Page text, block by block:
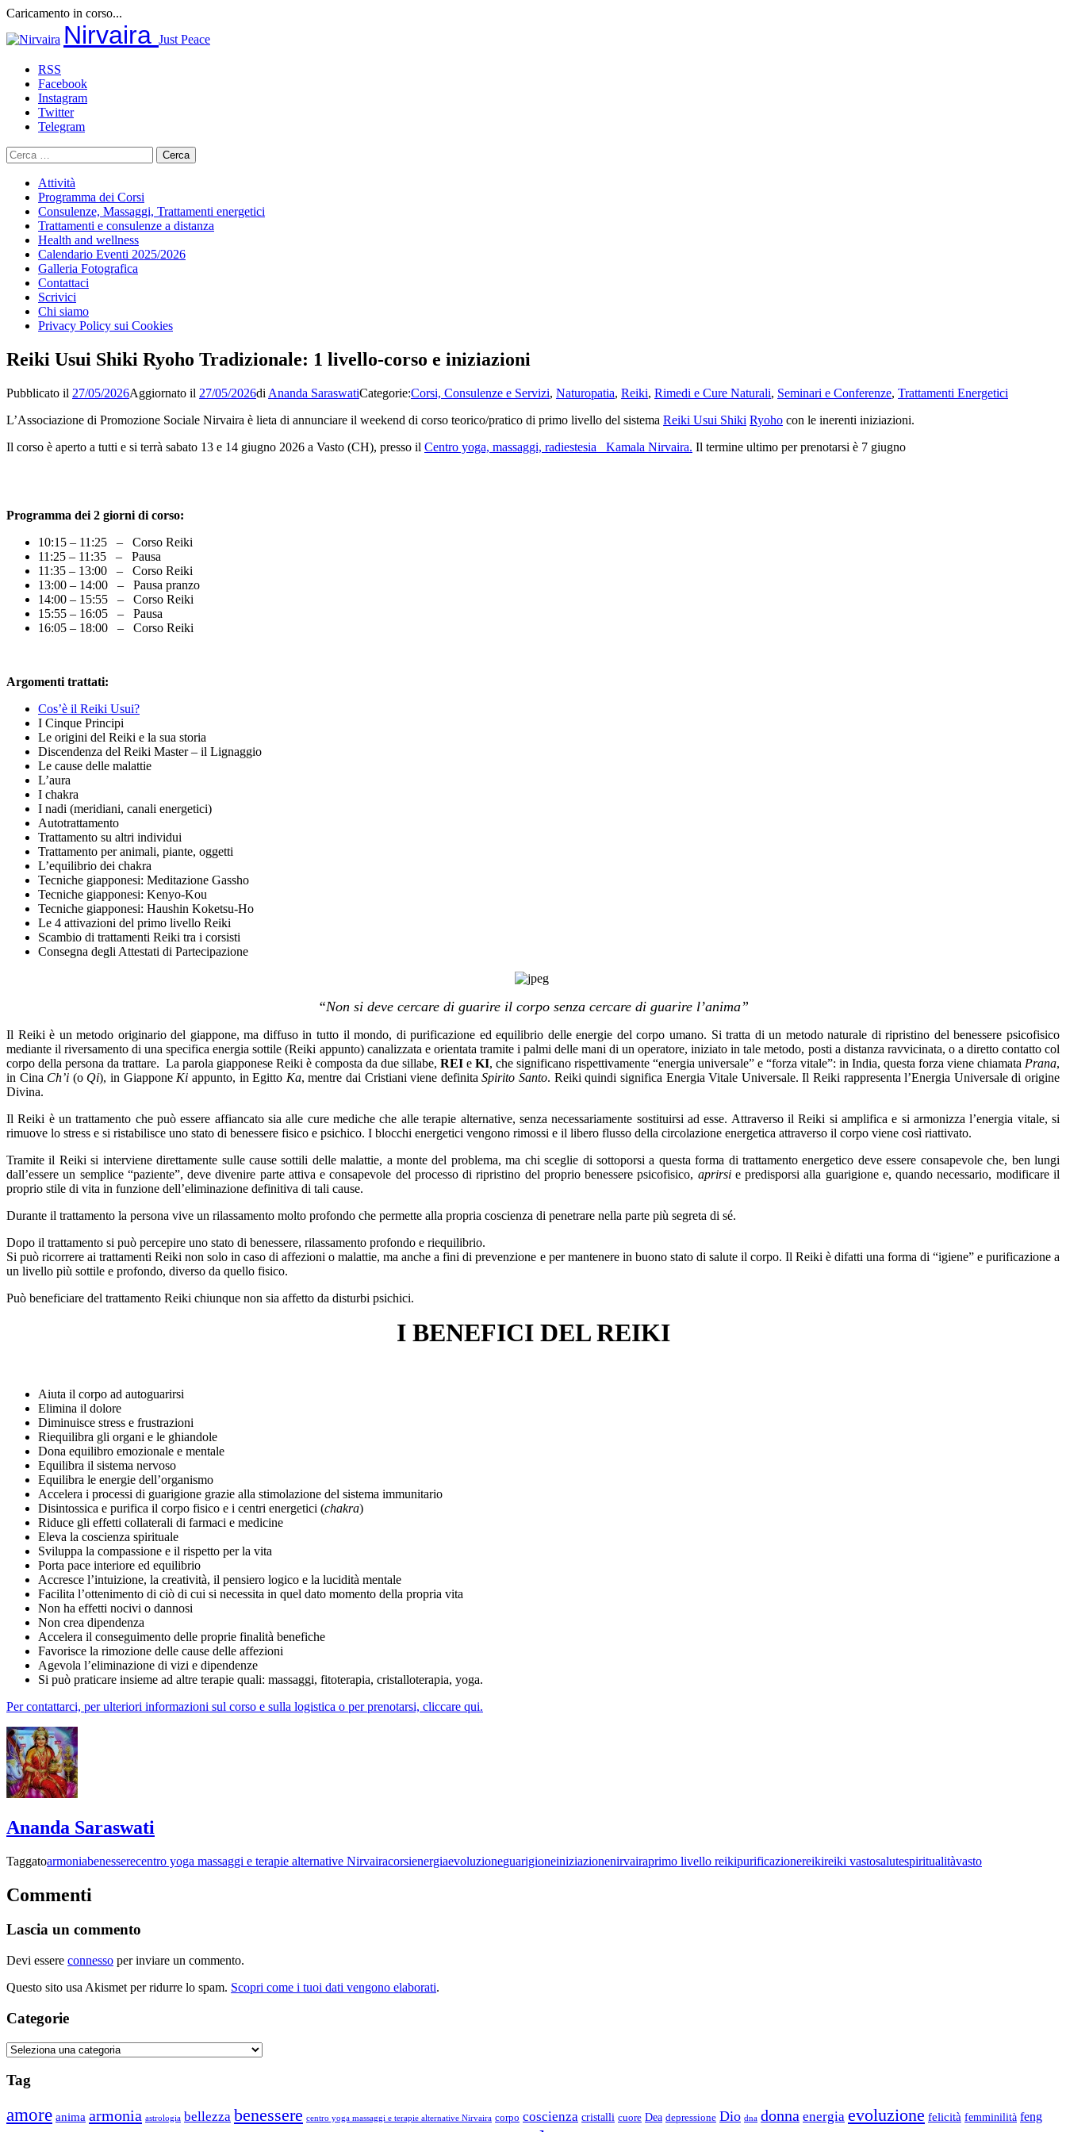
Caricamento in corso...
al
Nirvaira Just Peace
RSS
Facebook
Instagram
Twitter
Telegram
Ricerca
per:
Attività
Programma dei Corsi
Consulenze, Massaggi, Trattamenti energetici
Trattamenti e consulenze a distanza
Health and wellness
Calendario Eventi 2025/2026
Galleria Fotografica
Contattaci
Scrivici
Chi siamo
Privacy Policy sui Cookies
Reiki Usui Shiki Ryoho Tradizionale: 1 livello-corso e iniziazioni
Pubblicato il 27/05/2026Aggiornato il 27/05/2026di Ananda SaraswatiCategorie:Corsi, Consulenze e Servizi, Naturopatia, Reiki, Rimedi e Cure Naturali, Seminari e Conferenze, Trattamenti Energetici
L’Associazione di Promozione Sociale Nirvaira è lieta di annunciare il weekend di corso teorico/pratico di primo livello del sistema Reiki Usui Shiki Ryoho con le inerenti iniziazioni.
Il corso è aperto a tutti e si terrà sabato 13 e 14 giugno 2026 a Vasto (CH), presso il Centro yoga, massaggi, radiestesia Kamala Nirvaira. Il termine ultimo per prenotarsi è 7 giugno
Programma dei 2 giorni di corso:
10:15 – 11:25 – Corso Reiki
11:25 – 11:35 – Pausa
11:35 – 13:00 – Corso Reiki
13:00 – 14:00 – Pausa pranzo
14:00 – 15:55 – Corso Reiki
15:55 – 16:05 – Pausa
16:05 – 18:00 – Corso Reiki
Argomenti trattati:
Cos’è il Reiki Usui?
I Cinque Principi
Le origini del Reiki e la sua storia
Discendenza del Reiki Master – il Lignaggio
Le cause delle malattie
L’aura
I chakra
I nadi (meridiani, canali energetici)
Autotrattamento
Trattamento su altri individui
Trattamento per animali, piante, oggetti
L’equilibrio dei chakra
Tecniche giapponesi: Meditazione Gassho
Tecniche giapponesi: Kenyo-Kou
Tecniche giapponesi: Haushin Koketsu-Ho
Le 4 attivazioni del primo livello Reiki
Scambio di trattamenti Reiki tra i corsisti
Consegna degli Attestati di Partecipazione
“Non si deve cercare di guarire il corpo senza cercare di guarire l’anima”
Il Reiki è un metodo originario del giappone, ma diffuso in tutto il mondo, di purificazione ed equilibrio delle energie del corpo umano. Si tratta di un metodo naturale di ripristino del benessere psicofisico
mediante il riversamento di una specifica energia sottile (Reiki appunto) canalizzata e orientata tramite i palmi delle mani di un operatore, iniziato in tale metodo, posti a distanza ravvicinata, o a diretto contatto col
corpo della persona da trattare. La parola giapponese Reiki è composta da due sillabe, REI e KI, che significano rispettivamente “energia universale” e “forza vitale”: in India, questa forza viene chiamata Prana,
in Cina Ch’i (o Qi), in Giappone Ki appunto, in Egitto Ka, mentre dai Cristiani viene definitaSpirito Santo. Reiki quindi significa Energia Vitale Universale. Il Reiki rappresenta l’Energia Universale di origine
Divina.
Il Reiki è un trattamento che può essere affiancato sia alle cure mediche che alle terapie alternative, senza necessariamente sostituirsi ad esse. Attraverso il Reiki si amplifica e si armonizza l’energia vitale, si
rimuove lo stress e si ristabilisce uno stato di benessere fisico e psichico. I blocchi energetici vengono rimossi e il libero flusso della circolazione energetica attraverso il corpo viene così riattivato.
Tramite il Reiki si interviene direttamente sulle cause sottili delle malattie, a monte del problema, ma chi sceglie di sottoporsi a questa forma di trattamento energetico deve essere consapevole che, ben lungi
dall’essere un semplice “paziente”, deve divenire parte attiva e consapevole del processo di ripristino del proprio benessere psicofisico, aprirsie predisporsi alla guarigione e, quando necessario, modificare il
proprio stile di vita in funzione dell’eliminazione definitiva di tali cause.
Durante il trattamento la persona vive un rilassamento molto profondo che permette alla propria coscienza di penetrare nella parte più segreta di sé.
Dopo il trattamento si può percepire uno stato di benessere, rilassamento profondo e riequilibrio.
Si può ricorrere ai trattamenti Reiki non solo in caso di affezioni o malattie, ma anche a fini di prevenzione e per mantenere in buono stato di salute il corpo. Il Reiki è difatti una forma di “igiene” e purificazione a
un livello più sottile e profondo, diverso da quello fisico.
Può beneficiare del trattamento Reiki chiunque non sia affetto da disturbi psichici.
I BENEFICI DEL REIKI
Aiuta il corpo ad autoguarirsi
Elimina il dolore
Diminuisce stress e frustrazioni
Riequilibra gli organi e le ghiandole
Dona equilibro emozionale e mentale
Equilibra il sistema nervoso
Equilibra le energie dell’organismo
Accelera i processi di guarigione grazie alla stimolazione del sistema immunitario
Disintossica e purifica il corpo fisico e i centri energetici (chakra)
Riduce gli effetti collaterali di farmaci e medicine
Eleva la coscienza spirituale
Sviluppa la compassione e il rispetto per la vita
Porta pace interiore ed equilibrio
Accresce l’intuizione, la creatività, il pensiero logico e la lucidità mentale
Facilita l’ottenimento di ciò di cui si necessita in quel dato momento della propria vita
Non ha effetti nocivi o dannosi
Non crea dipendenza
Accelera il conseguimento delle proprie finalità benefiche
Favorisce la rimozione delle cause delle affezioni
Agevola l’eliminazione di vizi e dipendenze
Si può praticare insieme ad altre terapie quali: massaggi, fitoterapia, cristalloterapia, yoga.
Per contattarci, per ulteriori informazioni sul corso e sulla logistica o per prenotarsi, cliccare qui.
Ananda Saraswati
Taggatoarmoniabenesserecentro yoga massaggi e terapie alternative Nirvairacorsienergiaevoluzioneguarigioneiniziazionenirvairaprimo livello reikipurificazionereikireiki vastosalutespiritualitàvasto
Commenti
Lascia un commento
Devi essere connesso per inviare un commento.
Questo sito usa Akismet per ridurre lo spam. Scopri come i tuoi dati vengono elaborati.
Categorie
Categorie
Tag
amore anima armonia astrologia bellezza benessere centro yoga massaggi e terapie alternative Nirvaira corpo coscienza cristalli cuore Dea depressione Dio dna donna energia evoluzione felicità femminilità feng